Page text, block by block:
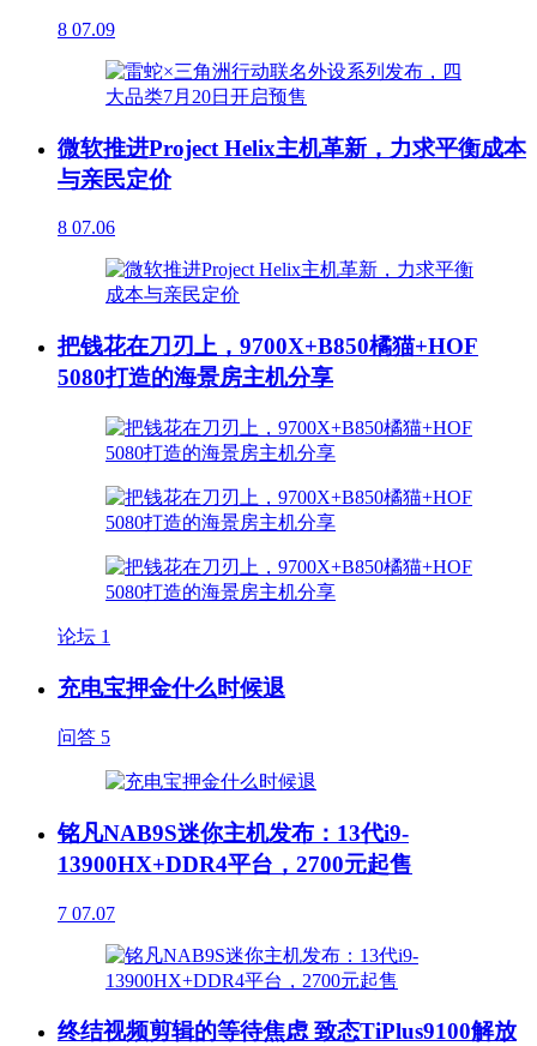
8 07.09
微软推进Project Helix主机革新，力求平衡成本
与亲民定价
8 07.06
把钱花在刀刃上，9700X+B850橘猫+HOF
5080打造的海景房主机分享
论坛 1
充电宝押金什么时候退
问答 5
铭凡NAB9S迷你主机发布：13代i9-
13900HX+DDR4平台，2700元起售
7 07.07
终结视频剪辑的等待焦虑 致态TiPlus9100解放